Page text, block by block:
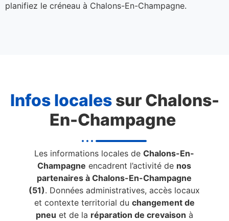
planifiez le créneau à Chalons-En-Champagne.
Infos localessur Chalons-
En-Champagne
Les informations locales deChalons-En-
Champagne encadrent l’activité de nos
partenaires à Chalons-En-Champagne
(51). Données administratives, accès locaux
et contexte territorial du changement de
pneu et de la réparation de crevaison à